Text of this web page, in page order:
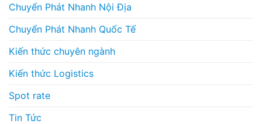
Chuyển Phát Nhanh Nội Địa
Chuyển Phát Nhanh Quốc Tế
Kiến thức chuyên ngành
Kiến thức Logistics
Spot rate
Tin Tức